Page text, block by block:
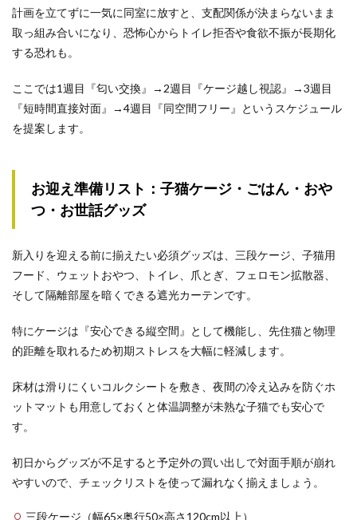
計画を立てずに一気に同室に放すと、支配関係が決まらないまま
取っ組み合いになり、恐怖心からトイレ拒否や食欲不振が長期化
する恐れも。
ここでは1週目『匂い交換』→2週目『ケージ越し視認』→3週目
『短時間直接対面』→4週目『同空間フリー』というスケジュール
を提案します。
お迎え準備リスト：子猫ケージ・ごはん・おや
つ・お世話グッズ
新入りを迎える前に揃えたい必須グッズは、三段ケージ、子猫用
フード、ウェットおやつ、トイレ、爪とぎ、フェロモン拡散器、
そして隔離部屋を暗くできる遮光カーテンです。
特にケージは『安心できる縦空間』として機能し、先住猫と物理
的距離を取れるため初期ストレスを大幅に軽減します。
床材は滑りにくいコルクシートを敷き、夜間の冷え込みを防ぐホ
ットマットも用意しておくと体温調整が未熟な子猫でも安心で
す。
初日からグッズが不足すると予定外の買い出しで対面手順が崩れ
やすいので、チェックリストを使って漏れなく揃えましょう。
三段ケージ（幅65×奥行50×高さ120cm以上）